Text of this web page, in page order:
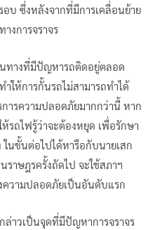
บ ซึ่งหลังจากที่มีการเคลื่อนย้าย
างการจราจร
นทางที่มีปัญหารถติดอยู่ตลอด
ให้การกั้นรถไม่สามารถทำได้
ารความปลอดภัยมากกว่านี้ หาก
ห้รถไฟรู้ว่าจะต้องหยุด เพื่อรักษา
นขั้นต่อไปได้หารือกับนายเสก
าษฎรครั้งถัดไป จะใช้สภาฯ
วามปลอดภัยเป็นอันดับแรก
าวเป็นจุดที่มีปัญหาการจราจร